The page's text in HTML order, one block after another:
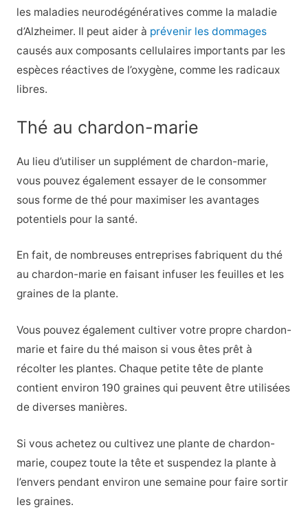
les maladies neurodégénératives comme la maladie
d’Alzheimer. Il peut aider à prévenir les dommages
causés aux composants cellulaires importants par les
espèces réactives de l’oxygène, comme les radicaux
libres.
Thé au chardon-marie
Au lieu d’utiliser un supplément de chardon-marie,
vous pouvez également essayer de le consommer
sous forme de thé pour maximiser les avantages
potentiels pour la santé.
En fait, de nombreuses entreprises fabriquent du thé
au chardon-marie en faisant infuser les feuilles et les
graines de la plante.
Vous pouvez également cultiver votre propre chardon-
marie et faire du thé maison si vous êtes prêt à
récolter les plantes. Chaque petite tête de plante
contient environ 190 graines qui peuvent être utilisées
de diverses manières.
Si vous achetez ou cultivez une plante de chardon-
marie, coupez toute la tête et suspendez la plante à
l’envers pendant environ une semaine pour faire sortir
les graines.